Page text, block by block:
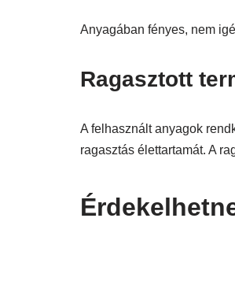
Anyagában fényes, nem
Ragasztott
A felhasznált anyagok
ragasztás élettartamát. A